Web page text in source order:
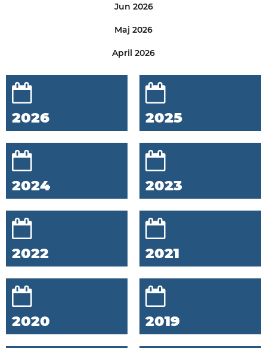
Jun 2026
Maj 2026
April 2026
2026 2025
2024 2023
2022 2021
2020 2019